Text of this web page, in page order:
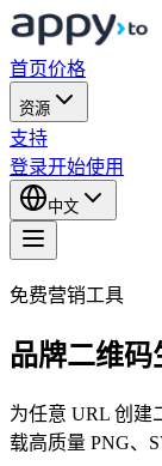
首页价格
资源
支持
登录开始使用
中文
免费营销工具
品牌二维码
为任意 URL 创建
载高质量 PNG、